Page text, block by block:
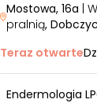
Mostowa, 16a |
pralnią,
Teraz otwarte
Endermologia